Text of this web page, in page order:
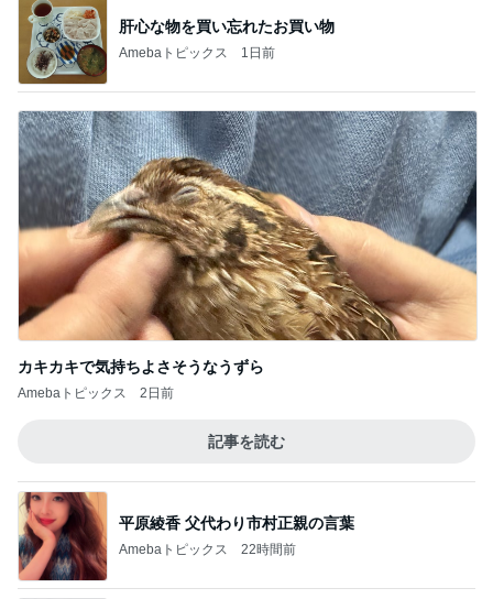
肝心な物を買い忘れたお買い物
Amebaトピックス 1日前
カキカキで気持ちよさそうなうずら
Amebaトピックス 2日前
記事を読む
平原綾香 父代わり市村正親の言葉
Amebaトピックス 22時間前